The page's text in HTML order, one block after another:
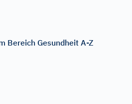
Bereich Gesundheit A-Z